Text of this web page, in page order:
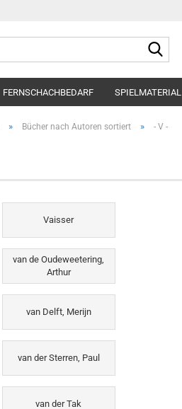
FERNSCHACHBEDARF SPIELMATERIAL
» Bücher nach Autoren sortiert » - V -
Vaisser
van de Oudeweetering,
Arthur
van Delft, Merijn
van der Sterren, Paul
van der Tak